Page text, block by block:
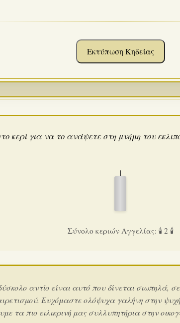
Εκτύπωση Κηδείας
κερί για να το ανάψετε στη μνήμη του
Σύνολο κεριών Αγγελίας: 🕯️ 2 🕯️
αντίο είναι αυτό που δίνεται σιωπηλά,
Ευχόμαστε ολόψυχα γαλήνη στην
τα πιο ειλικρινή μας συλλυπητήρια στην